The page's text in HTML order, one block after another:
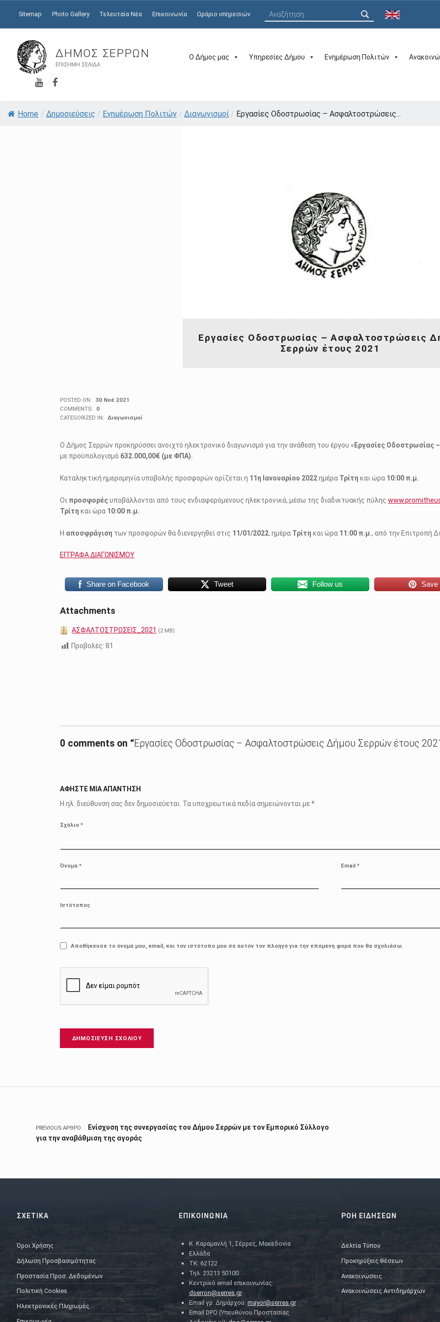
ΔΉΜΟΣ ΣΕΡΡΏΝ
ΕΠΊΣΗΜΗ ΣΕΛΊΔΑ
Ο Δήμος μας Υπηρεσίες Δήμου Ενημέρωση Πολιτών
YouTube
Sitemap Photo Gallery Τελευταία Νέα Επικοινωνία Ωράριο υπηρεσιών
Home / Δημοσιεύσεις / Ενημέρωση Πολιτών / Διαγωνισμοί / Εργασίες Οδοστρωσίας – Ασφαλτοστρώσεις...
Εργασίες Οδοστρωσίας – Ασφαλτοστρώσεις
Σερρών έτους 2021
POSTED ON:
30 Νοέ 2021
COMMENTS:
0
CATEGORIZED IN: Διαγωνισμοί
Ο Δήμος Σερρών προκηρύσσει ανοιχτό ηλεκτρονικό διαγωνισμό για την ανάθεση του έργου « Εργασίες Οδοστρωσίας
με προϋπολογισμό 632.000,00€ (με ΦΠΑ).
Καταληκτική ημερομηνία υποβολής προσφορών ορίζεται η 11η Ιανουαρίου 2022ημέρα Τρίτη και ώρα 10:00 π.μ.
Οι προσφορέςυποβάλλονται από τους ενδιαφερόμενους ηλεκτρονικά, μέσω της διαδικτυακής πύλης
Τρίτη και ώρα 10:00 π.μ.
Η αποσφράγιση των προσφορών θα διενεργηθεί στις 11/01/2022, ημέρα Τρίτη και ώρα 11:00 π.μ., από την Επιτροπή
ΕΓΓΡΑΦΑ ΔΙΑΓΩΝΙΣΜΟΥ
Share on Facebook Tweet Follow us Save
Attachments
ΑΣΦΑΛΤΟΣΤΡΩΣΕΙΣ_2021 (2 MB)
Προβολές: 81
0 comments on “Εργασίες Οδοστρωσίας – Ασφαλτοστρώσεις Δήμου Σερρών έτους
ΑΦΉΣΤΕ ΜΙΑ ΑΠΆΝΤΗΣΗ
Η ηλ. διεύθυνση σας δεν δημοσιεύεται. Τα υποχρεωτικά πεδία σημειώνονται με*
Σχόλιο *
Όνομα * Email *
Ιστότοπος
Αποθήκευσε το όνομά μου, email, και τον ιστότοπο μου σε αυτόν τον πλοηγό για την επόμενη φορά που θα σχολιάσω.
Πλοήγηση άρθρων
PREVIOUS ΆΡΘΡΟ
Ενίσχυση της συνεργασίας του Δήμου Σερρών με τον Εμπορικό Σύλλογο
για την αναβάθμιση της αγοράς
ΣΧΕΤΙΚΑ
Όροι Χρήσης
Δήλωση Προσβασιμότητας
Προστασία Προσ. Δεδομένων
Πολιτική Cookies
Ηλεκτρονικές Πληρωμές
ΕΠΙΚΟΙΝΩΝΙΑ
Κ. Καραμανλή 1, Σέρρες, Μακεδονία
Ελλάδα
ΤΚ: 62122
Τηλ. 23213 50100
Κεντρικό email επικοινωνίας:
dserron@serres.gr
Email γρ. Δημάρχου: mayor@serres.gr
Email DPO (Υπευθύνου Προστασίας
ΡΟΗ ΕΙΔΗΣΕΩΝ
Δελτία Τύπου
Προκηρύξεις θέσεων
Ανακοινώσεις
Ανακοινώσεις Αντιδημάρχων